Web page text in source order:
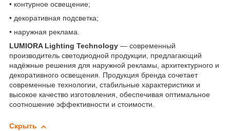
• контурное освещение;
• декоративная подсветка;
• наружная реклама.
LUMIORA Lighting Technology — современный
производитель светодиодной продукции, предлагающий
надёжные решения для наружной рекламы, архитектурного и
декоративного освещения. Продукция бренда сочетает
современные технологии, стабильные характеристики и
высокое качество изготовления, обеспечивая оптимальное
соотношение эффективности и стоимости.
Скрыть